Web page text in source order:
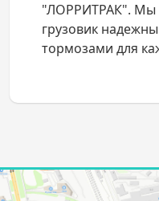
"ЛОРРИТРАК". Мы
грузовик
тормозами для